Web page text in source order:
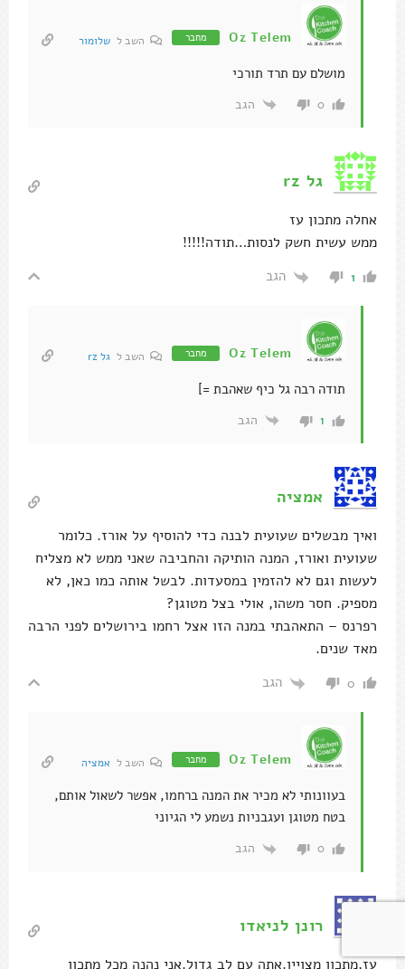
Oz Telem מחבר השב ל שלומור
מושלם עם תרד תורכי
0 הגב
גל rz
אחלה מתכון עז
ממש עשית חשק לנסות…תודה!!!!!
1 הגב
Oz Telem מחבר השב ל גל rz
תודה רבה גל כיף שאהבת =]
1 הגב
אמציה
ואיך מבשלים שעועית לבנה כדי להוסיף על אורז. כלומר
שעועית ואורז, המנה הותיקה והחביבה שאני ממש לא מצליח
לעשות וגם לא להזמין במסעדות. לבשל אותה כמו כאן, לא
מספיק. חסר משהו, אולי בצל מטוגן?
רפרנס – התאהבתי במנה הזו אצל רחמו בירושלים לפני הרבה
מאד שנים.
0 הגב
Oz Telem מחבר השב ל אמציה
בעוונותי לא מכיר את המנה ברחמו, אפשר לשאול אותם,
בטח מטוגן ועגבניות נשמע לי הגיוני
0 הגב
רונן לניאדו
עז,מתכון מצויין.אתה עם לב גדול.אני נהנה מכל מתכון